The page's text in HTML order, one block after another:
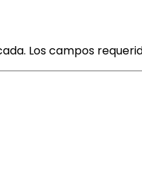
Los campos